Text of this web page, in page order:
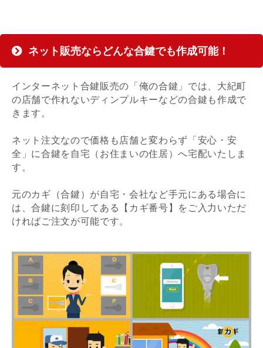
ネット販売ならどんな合鍵でも作成可能！
インターネット合鍵販売の「俺の合鍵」では、大紀町
の店舗で作れないディンプルキーなどの合鍵も作成で
きます。
ネット注文なので価格も店舗と変わらず「安心・安
全」に合鍵を自宅（お住まいの住居）へ宅配いたしま
す。
元のカギ（合鍵）が自宅・会社など手元にある場合に
は、合鍵に刻印してある【カギ番号】をご入力いただ
ければご注文が可能です。